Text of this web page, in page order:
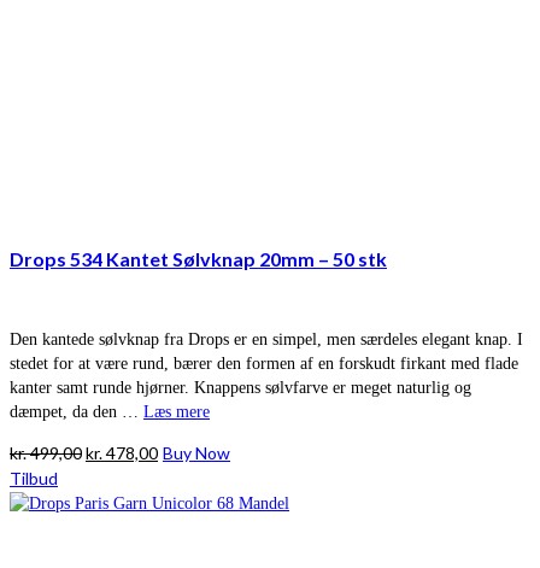
Drops 534 Kantet Sølvknap 20mm – 50 stk
Den kantede sølvknap fra Drops er en simpel, men særdeles elegant knap. I
stedet for at være rund, bærer den formen af en forskudt firkant med flade
kanter samt runde hjørner. Knappens sølvfarve er meget naturlig og
dæmpet, da den … Læs mere
kr.499,00Den
pris
kr.478,00Den
pris
Buy Now
Tilbud